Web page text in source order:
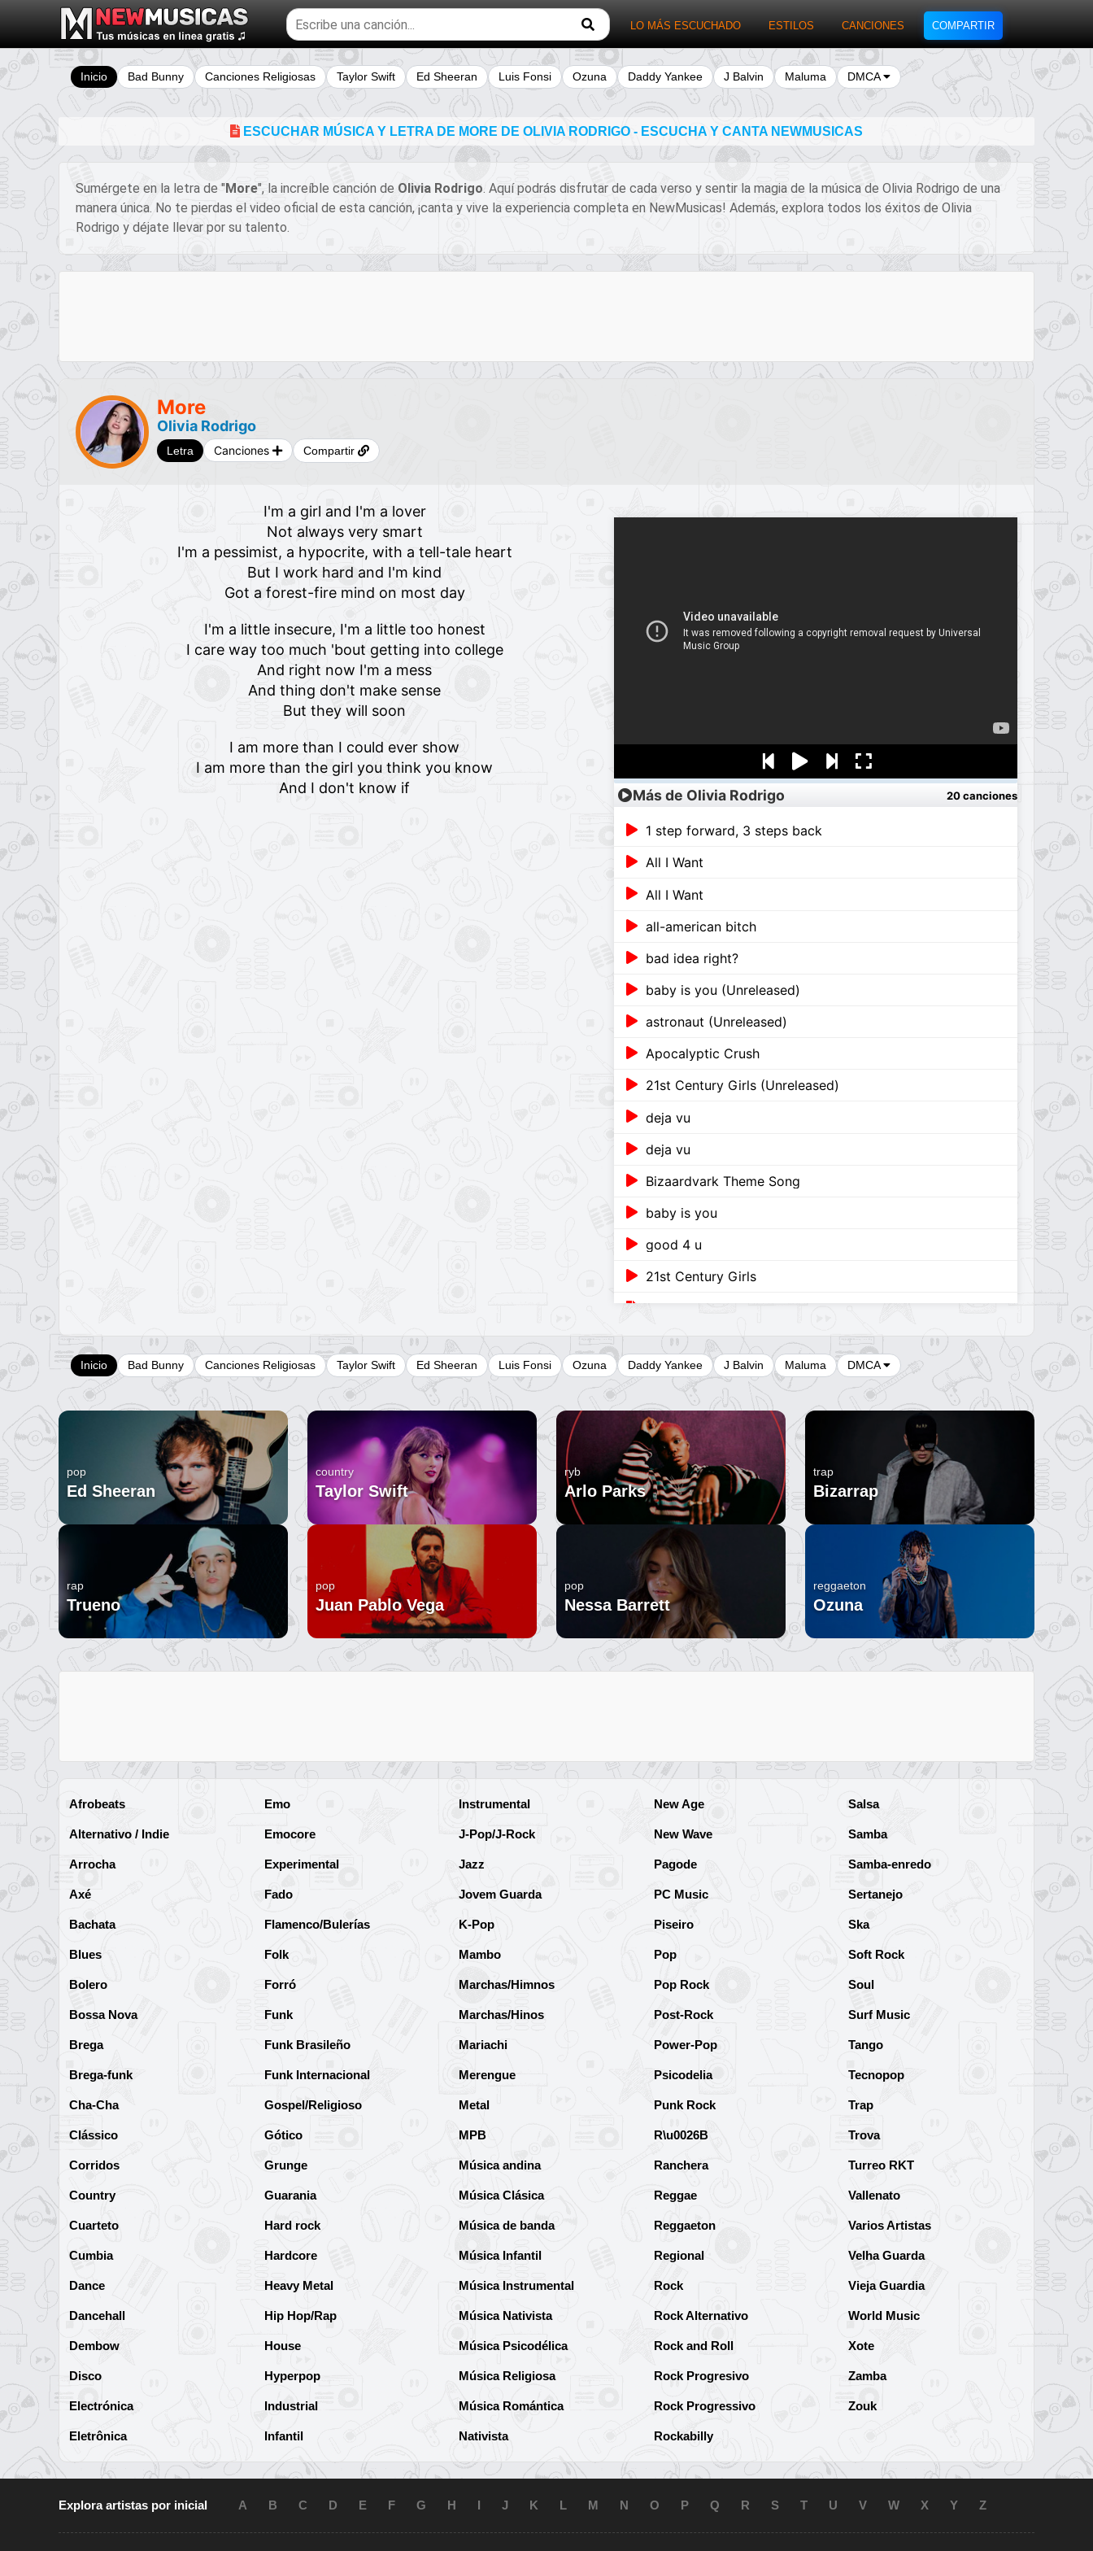
Buscar
temas
musicales
LO MÁS ESCUCHADO ESTILOS CANCIONES COMPARTIR
Inicio Bad Bunny Canciones Religiosas Taylor Swift Ed Sheeran Luis Fonsi Ozuna Daddy Yankee J Balvin Maluma DMCA
ESCUCHAR MÚSICA Y LETRA DE MORE DE OLIVIA RODRIGO - ESCUCHA Y CANTA NEWMUSICAS
Sumérgete en la letra de "More", la increíble canción de Olivia Rodrigo. Aquí podrás disfrutar de cada verso y sentir la magia de la música de Olivia Rodrigo de una
manera única. No te pierdas el video oficial de esta canción, ¡canta y vive la experiencia completa en NewMusicas! Además, explora todos los éxitos de Olivia
Rodrigo y déjate llevar por su talento.
More
Olivia Rodrigo
Letra Canciones Compartir
I'm a girl and I'm a lover
Not always very smart
I'm a pessimist, a hypocrite, with a tell-tale heart
But I work hard and I'm kind
Got a forest-fire mind on most day
I'm a little insecure, I'm a little too honest
I care way too much 'bout getting into college
And right now I'm a mess
And thing don't make sense
But they will soon
I am more than I could ever show
I am more than the girl you think you know
And I don't know if
Más de Olivia Rodrigo 20 canciones
1 step forward, 3 steps back
All I Want
All I Want
all-american bitch
bad idea right?
baby is you (Unreleased)
astronaut (Unreleased)
Apocalyptic Crush
21st Century Girls (Unreleased)
deja vu
deja vu
Bizaardvark Theme Song
baby is you
good 4 u
21st Century Girls
A Billion Sorrys
The Comeback Song (feat. Madison Hu)
baby is you (from driving home 2 u) [Extended Version]
Pretender (Unreleased)
Inicio Bad Bunny Canciones Religiosas Taylor Swift Ed Sheeran Luis Fonsi Ozuna Daddy Yankee J Balvin Maluma DMCA
pop
Ed Sheeran
country
Taylor Swift
ryb
Arlo Parks
trap
Bizarrap
rap
Trueno
pop
Juan Pablo Vega
pop
Nessa Barrett
reggaeton
Ozuna
Afrobeats
Alternativo / Indie
Arrocha
Axé
Bachata
Blues
Bolero
Bossa Nova
Brega
Brega-funk
Cha-Cha
Clássico
Corridos
Country
Cuarteto
Cumbia
Dance
Dancehall
Dembow
Disco
Electrónica
Eletrônica
Emo
Emocore
Experimental
Fado
Flamenco/Bulerías
Folk
Forró
Funk
Funk Brasileño
Funk Internacional
Gospel/Religioso
Gótico
Grunge
Guarania
Hard rock
Hardcore
Heavy Metal
Hip Hop/Rap
House
Hyperpop
Industrial
Infantil
Instrumental
J-Pop/J-Rock
Jazz
Jovem Guarda
K-Pop
Mambo
Marchas/Himnos
Marchas/Hinos
Mariachi
Merengue
Metal
MPB
Música andina
Música Clásica
Música de banda
Música Infantil
Música Instrumental
Música Nativista
Música Psicodélica
Música Religiosa
Música Romántica
Nativista
New Age
New Wave
Pagode
PC Music
Piseiro
Pop
Pop Rock
Post-Rock
Power-Pop
Psicodelia
Punk Rock
R\u0026B
Ranchera
Reggae
Reggaeton
Regional
Rock
Rock Alternativo
Rock and Roll
Rock Progresivo
Rock Progressivo
Rockabilly
Salsa
Samba
Samba-enredo
Sertanejo
Ska
Soft Rock
Soul
Surf Music
Tango
Tecnopop
Trap
Trova
Turreo RKT
Vallenato
Varios Artistas
Velha Guarda
Vieja Guardia
World Music
Xote
Zamba
Zouk
Explora artistas por inicial A B C D E F G H I J K L M N O P Q R S T U V W X Y Z